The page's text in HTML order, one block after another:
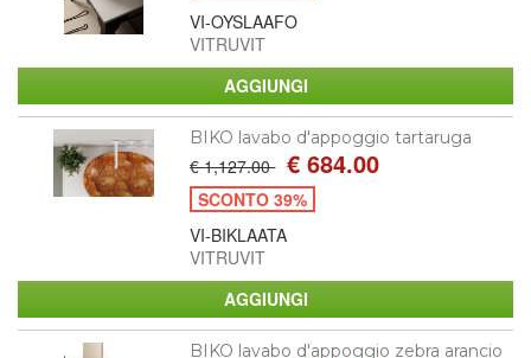
VI-OYSLAAFO
VITRUVIT
BIKO lavabo d'appoggio tartaruga
€ 1,127.00 € 684.00
SCONTO 39%
VI-BIKLAATA
VITRUVIT
BIKO lavabo d'appoggio zebra arancio